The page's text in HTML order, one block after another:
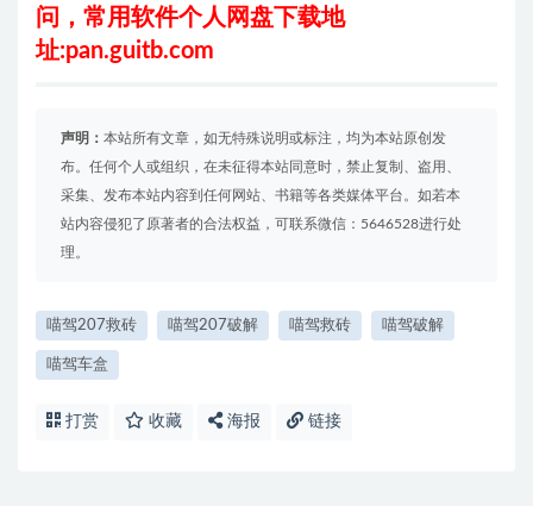
问，常用软件个人网盘下载地
址:pan.guitb.com
声明： 本站所有文章，如无特殊说明或标注，均为本站原创发
布。任何个人或组织，在未征得本站同意时，禁止复制、盗用、
采集、发布本站内容到任何网站、书籍等各类媒体平台。如若本
站内容侵犯了原著者的合法权益，可联系微信：5646528进行处
理。
喵驾207救砖 喵驾207破解 喵驾救砖 喵驾破解
喵驾车盒
打赏 收藏 海报 链接